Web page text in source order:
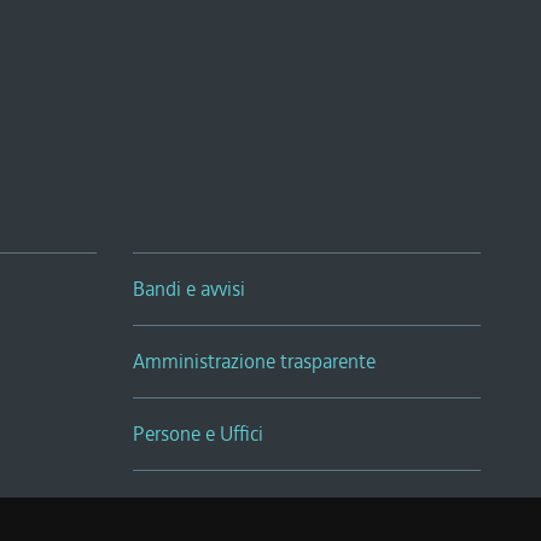
Bandi e avvisi
Amministrazione trasparente
Persone e Uffici
Sala Tiziano Tessitori